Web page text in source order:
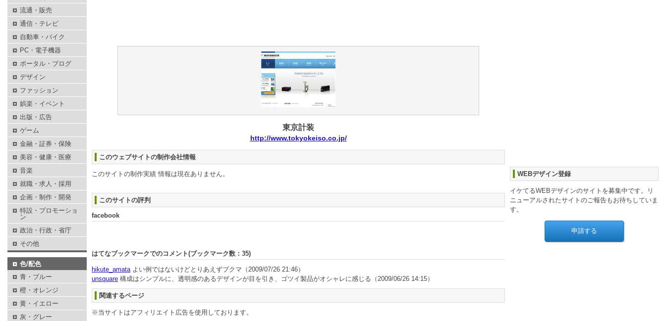
東京計装
http://www.tokyokeiso.co.jp/
このウェブサイトの制作会社情報
このサイトの制作実績 情報は現在ありません。
このサイトの評判
facebook
はてなブックマークでのコメント(ブックマーク数： 35)
hikute_amataよい例ではないけどとりあえずブクマ （2009/07/26 21:46）
unsquare 構成はシンプルに、透明感のあるデザインが目を引き、ゴツイ製品がオシャレに感じる （2009/06/26 14:15）
関連するページ
※当サイトはアフィリエイト広告を使用しております。
WEBデザイン登録
イケてるWEBデザインのサイトを募集中です。リ
ニューアルされたサイトのご報告もお待ちしていま
す。
流通・販売
通信・テレビ
自動車・バイク
PC・電子機器
ポータル・ブログ
デザイン
ファッション
娯楽・イベント
出版・広告
ゲーム
金融・証券・保険
美容・健康・医療
音楽
就職・求人・採用
企画・制作・開発
特設・プロモーショ
ン
政治・行政・省庁
その他
色/配色
青・ブルー
橙・オレンジ
黄・イエロー
灰・グレー